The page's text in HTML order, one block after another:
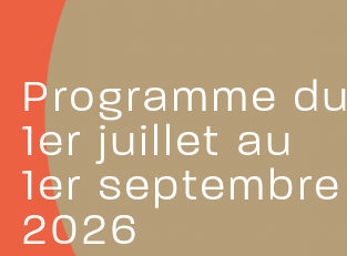
Programme du
1er juillet au
1er septembre
2026